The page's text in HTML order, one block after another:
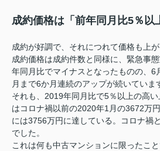
成約価格は「前年同月比5％以
成約が好調で、それにつれて価格も上が
成約価格は成約件数と同様に、緊急事
年同月比でマイナスとなったものの、6
月まで6か月連続のアップが続いていま
それも、2019年同月比で5％以上の高
はコロナ禍以前の2020年1月の3672万
には3756万円に達している。コロナ禍
でした。
これは何も中古マンションに限ったこ